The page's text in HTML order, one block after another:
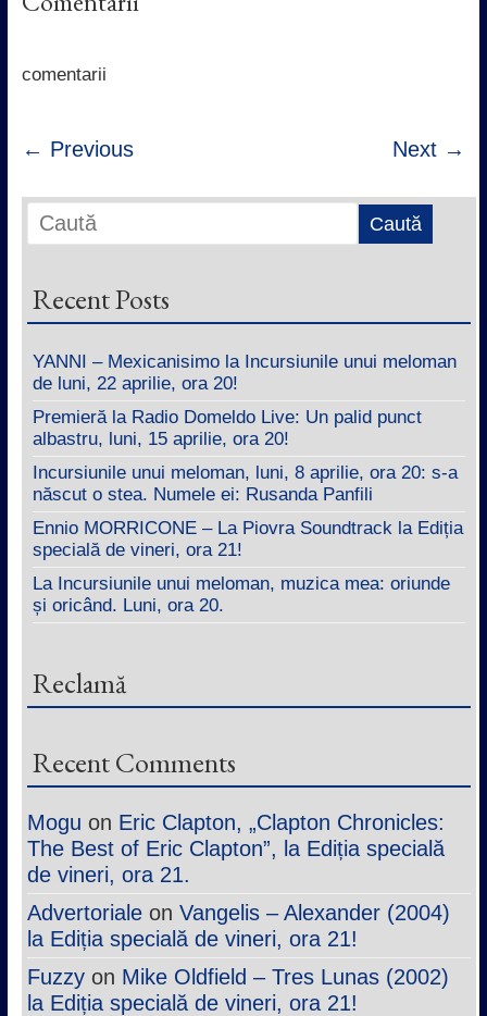
b
k
t
s
p
e
comentarii
← Previous Next →
Recent Posts
YANNI – Mexicanisimo la Incursiunile unui meloman
de luni, 22 aprilie, ora 20!
Premieră la Radio Domeldo Live: Un palid punct
albastru, luni, 15 aprilie, ora 20!
Incursiunile unui meloman, luni, 8 aprilie, ora 20: s-a
născut o stea. Numele ei: Rusanda Panfili
Ennio MORRICONE – La Piovra Soundtrack la Ediția
specială de vineri, ora 21!
La Incursiunile unui meloman, muzica mea: oriunde
și oricând. Luni, ora 20.
Reclamă
Recent Comments
Mogu on Eric Clapton, „Clapton Chronicles:
The Best of Eric Clapton”, la Ediția specială
de vineri, ora 21.
Advertorialeon Vangelis – Alexander (2004)
la Ediția specială de vineri, ora 21!
Fuzzyon Mike Oldfield – Tres Lunas (2002)
la Ediția specială de vineri, ora 21!